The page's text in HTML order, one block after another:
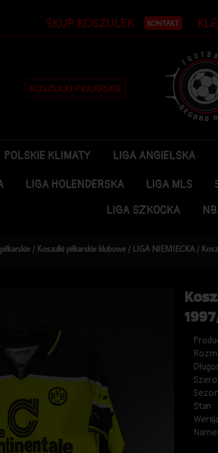
SKUP KOSZULEK KONTAKT
KOSZULKI PIŁKARSKIE
POLSKIE KLIMATY LIGA ANGIELSKA
LIGA HOLENDERSKA LIGA MLS
LIGA SZKOCKA
/ Koszulki piłkarskie klubowe / LIGA NIEMIECKA /
Stan